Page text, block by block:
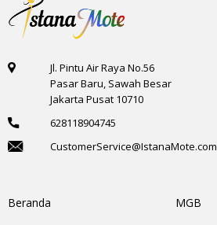
Jl. Pintu Air Raya No.56
Pasar Baru, Sawah Besar
Jakarta Pusat 10710
628118904745
CustomerService@IstanaMote.com
Beranda MGB